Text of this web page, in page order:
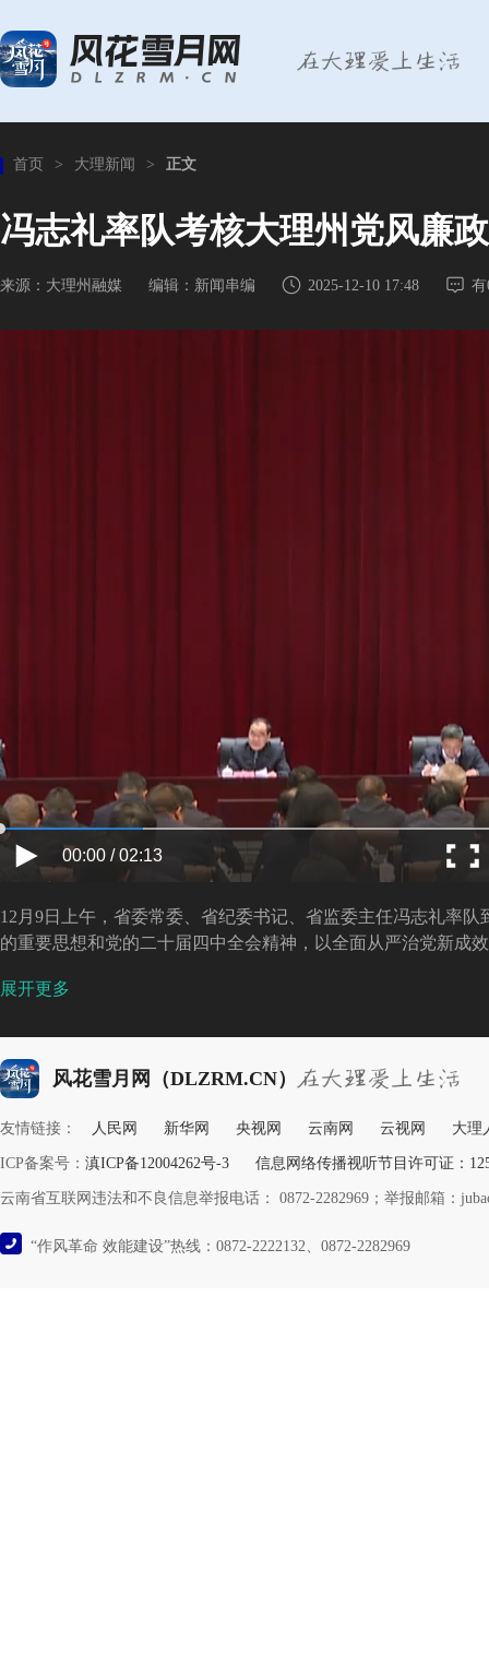
首页 > 大理新闻 > 正文
冯志礼率队考核大理州党风廉
来源：大理州融媒 编辑：新闻串编 2025-12-10 17:48 有
00:00 / 02:13
12月9日上午，省委常委、省纪委书记、省监委主任冯志礼率
的重要思想和党的二十届四中全会精神，以全面从严治党新成
展开更多
风花雪月网（DLZRM.CN）
友情链接： 人民网 新华网 央视网 云南网 云视网 大理
ICP备案号： 滇ICP备12004262号-3 信息网络传播视听节目许可证：
云南省互联网违法和不良信息举报电话： 0872-2282969；举报邮箱：
“作风革命 效能建设”热线：0872-2222132、0872-2282969